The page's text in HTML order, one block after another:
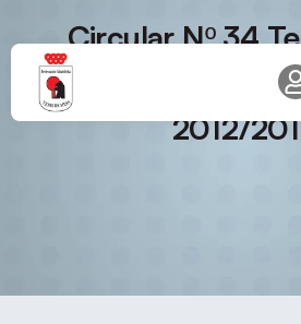
Circular Nº 34
2012/13 –
Descensos
2012/